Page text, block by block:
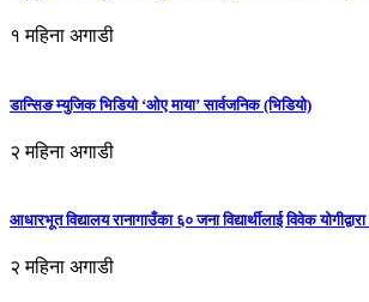
१ महिना अगाडी
डान्सिङ म्युजिक भिडियो ‘ओए माया’ सार्वजनिक (भिडियो)
२ महिना अगाडी
आधारभूत विद्यालय रानागाउँका ६० जना विद्यार्थीलाई विवेक
२ महिना अगाडी